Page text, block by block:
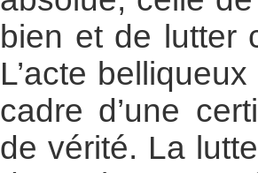
bien et de lutter
L’acte
cadre d’une
de vérité. La